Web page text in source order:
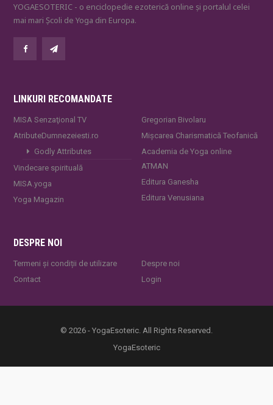
YOGAESOTERIC - o enciclopedie ezoterică online și portalul celei
mai mari Școli de Yoga din Europa.
LINKURI RECOMANDATE
MISA Senzaţional TV
AtributeDumnezeiesti.ro
Godly Attributes
Vindecare spirituală
MISA.yoga
Yoga Magazin
Gregorian Bivolaru
Mișcarea Charismatică Teofanică
Academia de Yoga online
ATMAN
Editura Ganesha
Editura Venusiana
DESPRE NOI
Termeni și condiții de utilizare
Contact
Despre noi
Login
© 2026 - YogaEsoteric. All Rights Reserved.
YogaEsoteric